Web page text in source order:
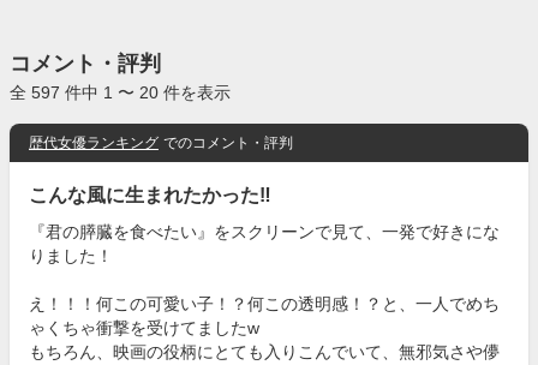
コメント・評判
全 597 件中 1 〜 20 件を表示
歴代女優ランキング でのコメント・評判
こんな風に生まれたかった‼
『君の膵臓を食べたい』をスクリーンで見て、一発で好きにな
りました！
え！！！何この可愛い子！？何この透明感！？と、一人でめち
ゃくちゃ衝撃を受けてましたw
もちろん、映画の役柄にとても入りこんでいて、無邪気さや儚